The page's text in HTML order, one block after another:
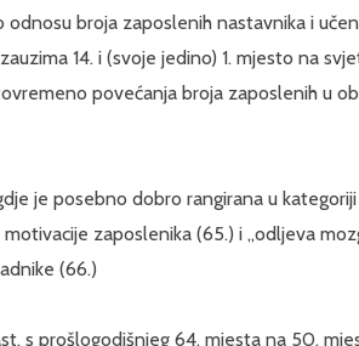
broja zaposlenih nastavnika i
14. i (svoje jedino) 1. mjesto na
povećanja broja zaposlenih u
je posebno dobro rangirana u
zaposlenika (65.) i „odljeva
(66.)
s prošlogodišnjeg 64. mjesta na 50.